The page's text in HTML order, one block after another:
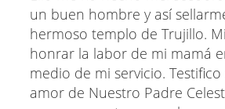
un buen hombre y así
hermoso templo de Trujillo.
honrar la labor de mi mamá
medio de mi servicio.
amor de Nuestro Padre